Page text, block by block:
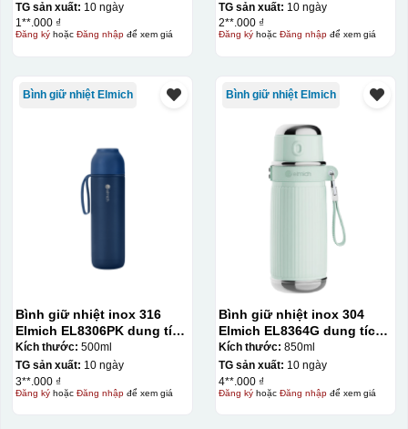
TG sản xuất: 10 ngày
1**.000 ₫
Đăng kýhoặc Đăng nhậpđể xem giá
TG sản xuất: 10 ngày
2**.000 ₫
Đăng kýhoặc Đăng nhậpđể xem giá
Bình giữ nhiệt Elmich
Bình giữ nhiệt inox 316
Elmich EL8306PK dung tích
500ml
Kích thước: 500ml
TG sản xuất: 10 ngày
3**.000 ₫
Đăng kýhoặc Đăng nhậpđể xem giá
Bình giữ nhiệt Elmich
Bình giữ nhiệt inox 304
Elmich EL8364G dung tích
850ml
Kích thước: 850ml
TG sản xuất: 10 ngày
4**.000 ₫
Đăng kýhoặc Đăng nhậpđể xem giá